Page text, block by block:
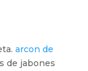
arcon de
de jabones